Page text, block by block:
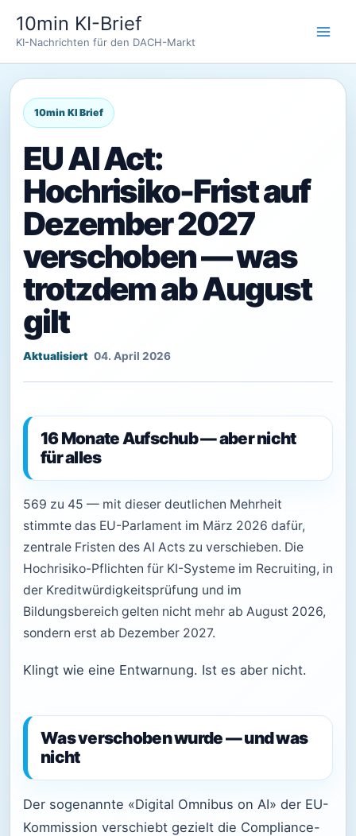
Inhalt
springen
10min KI-Brief
KI-Nachrichten für den DACH-Markt
EU AI Act:
Hochrisiko-Frist auf
Dezember 2027
verschoben — was
trotzdem ab August
gilt
04. April 2026
16 Monate Aufschub — aber nicht
für alles
569 zu 45 — mit dieser deutlichen Mehrheit
stimmte das EU-Parlament im März 2026 dafür,
zentrale Fristen des AI Acts zu verschieben. Die
Hochrisiko-Pflichten für KI-Systeme im Recruiting, in
der Kreditwürdigkeitsprüfung und im
Bildungsbereich gelten nicht mehr ab August 2026,
sondern erst ab Dezember 2027.
Klingt wie eine Entwarnung. Ist es aber nicht.
Was verschoben wurde — und was
nicht
Der sogenannte «Digital Omnibus on AI» der EU-
Kommission verschiebt gezielt die Compliance-